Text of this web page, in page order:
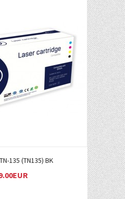
Į KREPŠELĮ
135 (TN135) BK